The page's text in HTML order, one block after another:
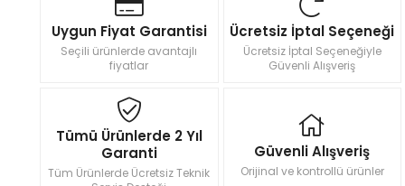
Uygun Fiyat Garantisi
Seçili ürünlerde avantajlı
fiyatlar
Ücretsiz İptal Seçeneği
Ücretsiz İptal Seçeneğiyle
Güvenli Alışveriş
Tümü Ürünlerde 2 Yıl
Garanti
Tüm Ürünlerde Ücretsiz Teknik
Güvenli Alışveriş
Orijinal ve kontrollü ürünler